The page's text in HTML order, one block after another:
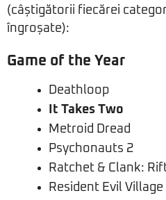
(câștigătorii fiecărei
îngroșate):
Game of the Year
Deathloop
It Takes Two
Metroid Dread
Psychonauts 2
Ratchet & Clank:
Resident Evil Village